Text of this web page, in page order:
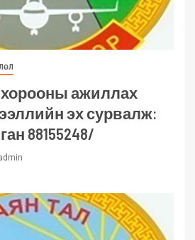
хорооны ажиллах
эх сурвалж:
88155248/